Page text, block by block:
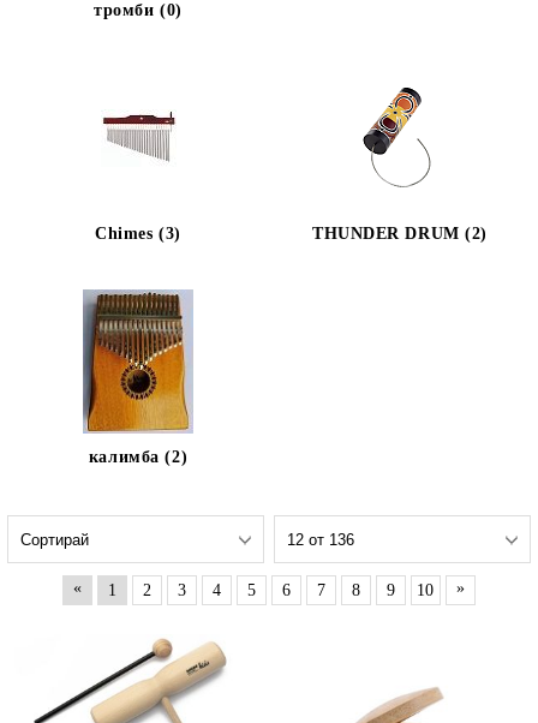
тромби (0)
Chimes (3) THUNDER DRUM (2)
калимба (2)
« 1 2 3 4 5 6 7 8 9 10 »